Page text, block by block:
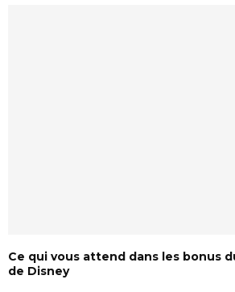
Ce qui vous attend dans les bonus
de Disney